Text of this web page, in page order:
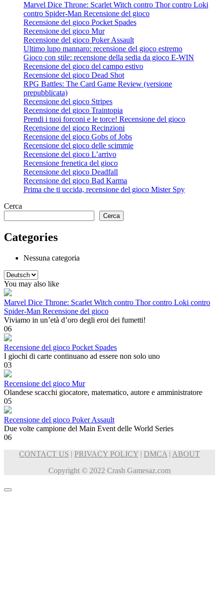
Marvel Dice Throne: Scarlet Witch contro Thor contro Loki
contro Spider-Man Recensione del gioco
Recensione del gioco Pocket Spades
Recensione del gioco Mur
Recensione del gioco Poker Assault
Ultimo lupo mannaro: recensione del gioco estremo
Gioco con stile: recensione della sedia da gioco E-WIN
Recensione del gioco del campo estivo
Recensione del gioco Dead Shot
RPG Battles: The Card Game Review (versione
prepubblicata)
Recensione del gioco Stripes
Recensione del gioco Traintopia
Prendi i tuoi forconi e le torce! Recensione del gioco
Recensione del gioco Recinzioni
Recensione del gioco Gobs of Jobs
Recensione del gioco delle scimmie
Recensione del gioco L’arrivo
Recensione frenetica del gioco
Recensione del gioco Deadfall
Recensione del gioco Bad Karma
Prima che ti uccida, recensione del gioco Mister Spy
Cerca
Cerca
Categories
Nessuna categoria
Scegli
una
lingua
You may also like
Marvel Dice Throne: Scarlet Witch contro Thor contro Loki contro
Spider-Man Recensione del gioco
Viviamo in un’età d’oro degli eroi dei fumetti!
06
Recensione del gioco Pocket Spades
I giochi di carte continuano ad essere non solo uno
03
Recensione del gioco Mur
Olandese scacchi giocatore, matematico, autore e amministratore
05
Recensione del gioco Poker Assault
Due volte campione del Main Event delle World Series
06
CONTACT US | PRIVACY POLICY | DMCA | ABOUT
Copyright © 2022 Crash Gamesaz.com